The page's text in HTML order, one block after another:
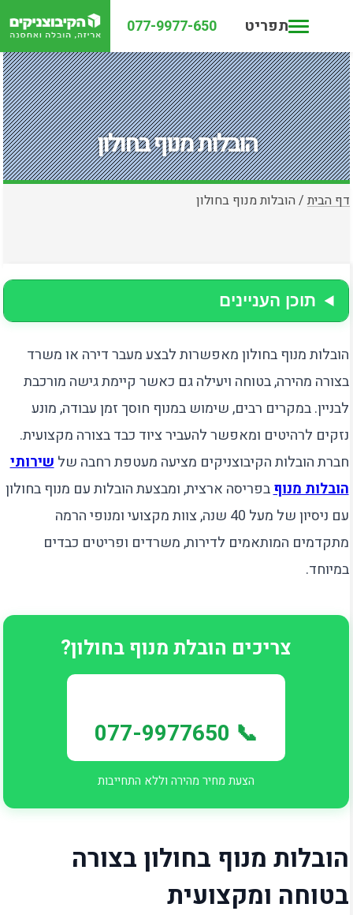
תפריט 077-9977-650
הובלות מנוף בחולון
דף הבית / הובלות מנוף בחולון
תוכן העניינים
הובלות מנוף בחולון מאפשרות לבצע מעבר דירה או משרד
בצורה מהירה, בטוחה ויעילה גם כאשר קיימת גישה מורכבת
לבניין. במקרים רבים, שימוש במנוף חוסך זמן עבודה, מונע
נזקים לרהיטים ומאפשר להעביר ציוד כבד בצורה מקצועית.
חברת הובלות הקיבוצניקים מציעה מעטפת רחבה שלשירותי
הובלות מנוףבפריסה ארצית, ומבצעת הובלות עם מנוף בחולון
עם ניסיון של מעל 40 שנה, צוות מקצועי ומנופי הרמה
מתקדמים המותאמים לדירות, משרדים ופריטים כבדים
במיוחד.
צריכים הובלת מנוף בחולון?
📞 077-9977650
הצעת מחיר מהירה וללא התחייבות
הובלות מנוף בחולון בצורה
בטוחה ומקצועית